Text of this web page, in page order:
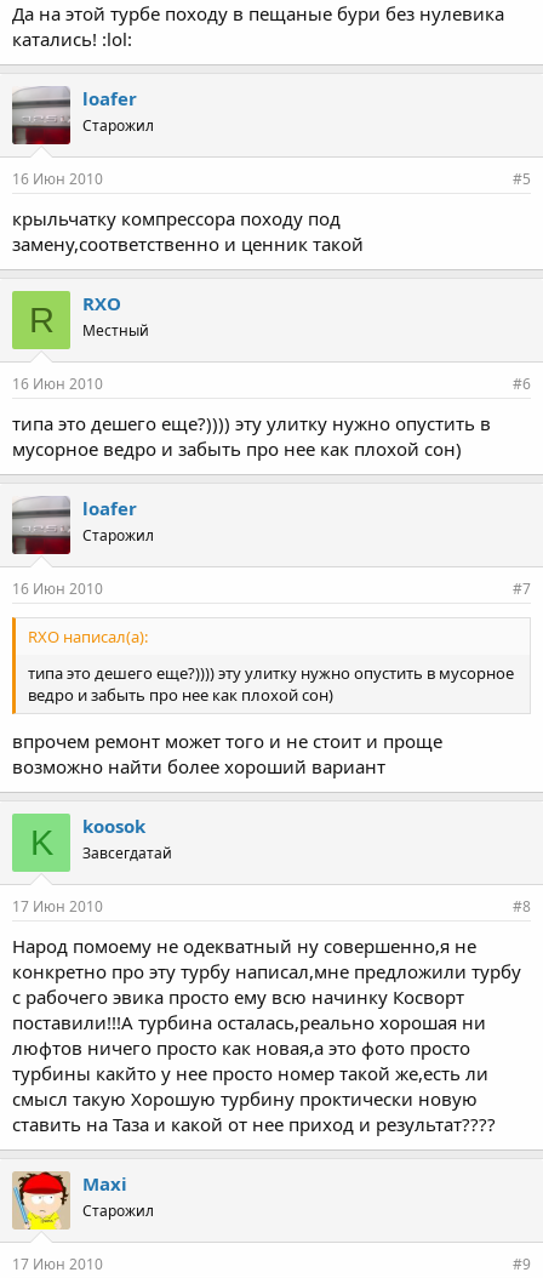
Да на этой турбе походу в пещаные бури без нулевика
катались! :lol:
loafer
Старожил
16 Июн 2010 #5
крыльчатку компрессора походу под
замену,соответственно и ценник такой
R RXO
Местный
16 Июн 2010 #6
типа это дешего еще?)))) эту улитку нужно опустить в
мусорное ведро и забыть про нее как плохой сон)
loafer
Старожил
16 Июн 2010 #7
RXO написал(а):
типа это дешего еще?)))) эту улитку нужно опустить в мусорное
ведро и забыть про нее как плохой сон)
впрочем ремонт может того и не стоит и проще
возможно найти более хороший вариант
K koosok
Завсегдатай
17 Июн 2010 #8
Народ помоему не одекватный ну совершенно,я не
конкретно про эту турбу написал,мне предложили турбу
с рабочего эвика просто ему всю начинку Косворт
поставили!!!А турбина осталась,реально хорошая ни
люфтов ничего просто как новая,а это фото просто
турбины какйто у нее просто номер такой же,есть ли
смысл такую Хорошую турбину проктически новую
ставить на Таза и какой от нее приход и результат????
Maxi
Старожил
17 Июн 2010 #9